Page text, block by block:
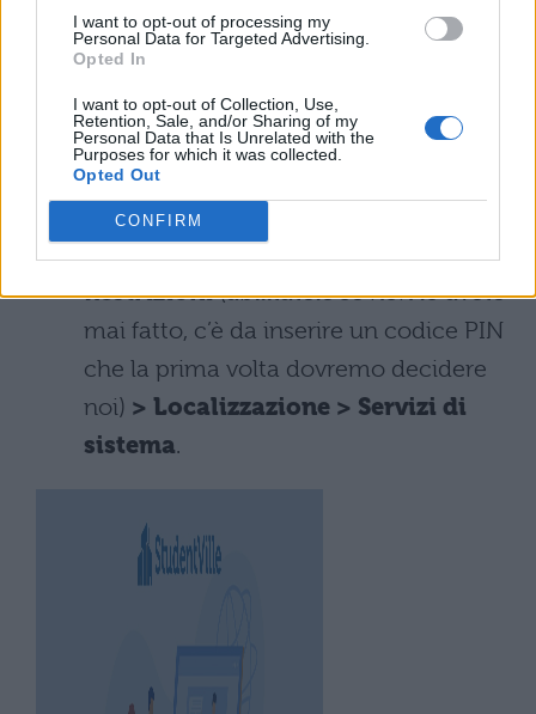
I want to opt-out of processing my
Personal Data for Targeted Advertising.
Opted In
I want to opt-out of Collection, Use,
Retention, Sale, and/or Sharing of my
Personal Data that Is Unrelated with the
Purposes for which it was collected.
Opted Out
CONFIRM
Servizi di Sistema: si tratta di servizi
utili, ma non indispensabili. Per
risparmiare la batteria sarà quindi
opportuno disattivarli. Per disattivare le
funzionalità che non vi interessano sul
breve periodo seguite il percorso
Impostazioni > Generali >
Restrizioni(abilitatele se non lo avete
mai fatto, c’è da inserire un codice PIN
che la prima volta dovremo decidere
noi) > Localizzazione > Servizi di
sistema.